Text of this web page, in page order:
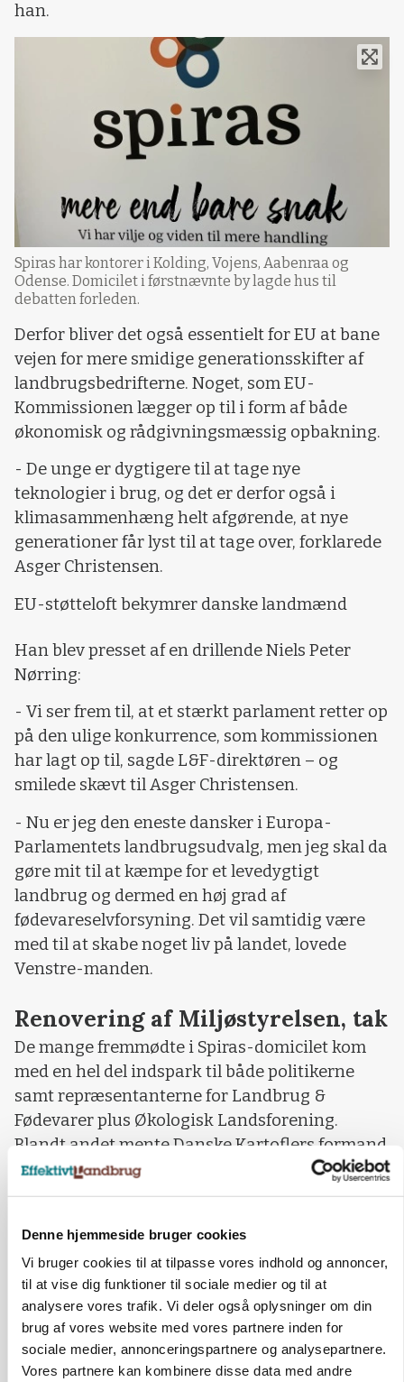
Denne hjemmeside bruger cookies
Vi bruger cookies til at tilpasse vores indhold og annoncer,
til at vise dig funktioner til sociale medier og til at
analysere vores trafik. Vi deler også oplysninger om din
brug af vores website med vores partnere inden for
sociale medier, annonceringspartnere og analysepartnere.
Vores partnere kan kombinere disse data med andre
han.
Spiras har kontorer i Kolding, Vojens, Aabenraa og
Odense. Domicilet i førstnævnte by lagde hus til
debatten forleden.
Derfor bliver det også essentielt for EU at bane
vejen for mere smidige generationsskifter af
landbrugsbedrifterne. Noget, som EU-
Kommissionen lægger op til i form af både
økonomisk og rådgivningsmæssig opbakning.
- De unge er dygtigere til at tage nye
teknologier i brug, og det er derfor også i
klimasammenhæng helt afgørende, at nye
generationer får lyst til at tage over, forklarede
Asger Christensen.
EU-støtteloft bekymrer danske landmænd
Han blev presset af en drillende Niels Peter
Nørring:
- Vi ser frem til, at et stærkt parlament retter op
på den ulige konkurrence, som kommissionen
har lagt op til, sagde L&F-direktøren – og
smilede skævt til Asger Christensen.
- Nu er jeg den eneste dansker i Europa-
Parlamentets landbrugsudvalg, men jeg skal da
gøre mit til at kæmpe for et levedygtigt
landbrug og dermed en høj grad af
fødevareselvforsyning. Det vil samtidig være
med til at skabe noget liv på landet, lovede
Venstre-manden.
Renovering af Miljøstyrelsen, tak
De mange fremmødte i Spiras-domicilet kom
med en hel del indspark til både politikerne
samt repræsentanterne for Landbrug &
Fødevarer plus Økologisk Landsforening.
Blandt andet mente Danske Kartoflers formand
Carl Heiselberg, at der skal meget mere fart på
godkendelsesproceduren indenfor
- Vi skal have renoveret Miljøstyrelsen, sagde
han.
Den lokale landboformand Henrik Jessen
perspektiverede hele aftenens debat med sin
beskrivelse af et studiebesøg i Canada: